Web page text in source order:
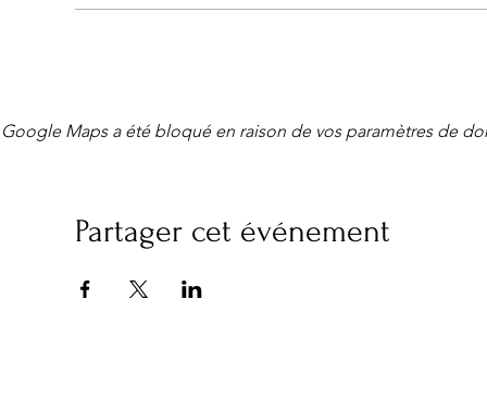
Google Maps a été bloqué en raison de vos paramètres de
Partager cet événement